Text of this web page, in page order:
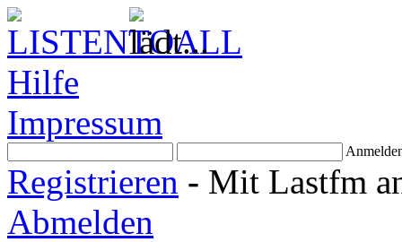
Hilfe
Impressum
Registrieren - Mit Lastfm
Abmelden